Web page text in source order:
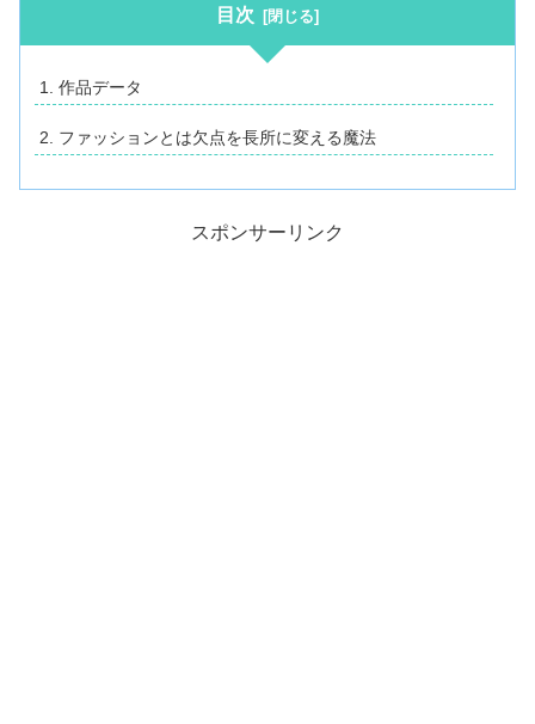
目次
作品データ
ファッションとは欠点を長所に変える魔法
スポンサーリンク